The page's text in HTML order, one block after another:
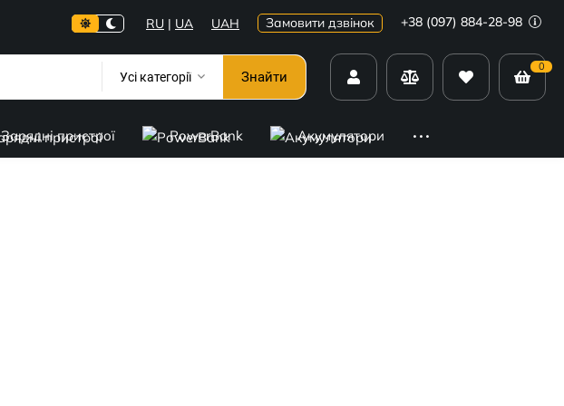
RU | UA UAH Замовити дзвінок +38 (097) 884-28-98
Усі категорії Знайти
0
Зарядні пристрої PowerBank Акумулятори